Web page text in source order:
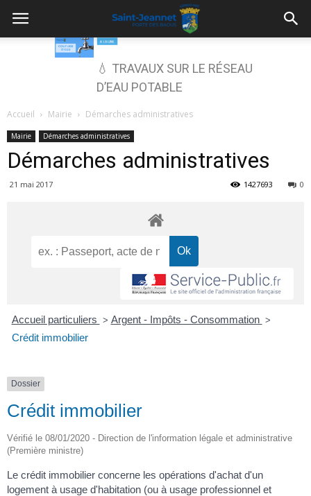
💧 TRAVAUX SUR LE RÉSEAU
D’EAU POTABLE
Accueil Mairie Démarches administratives
Mairie Démarches administratives
Démarches administratives
21 mai 2017 0
1427693
Accueil particuliers > Argent - Impôts - Consommation >
Crédit immobilier
Dossier
Crédit immobilier
Vérifié le 08/01/2020 - Direction de l'information légale et administrative
(Première ministre)
Le crédit immobilier concerne les opérations d'achat d'un
logement à usage d'habitation (ou à usage professionnel et